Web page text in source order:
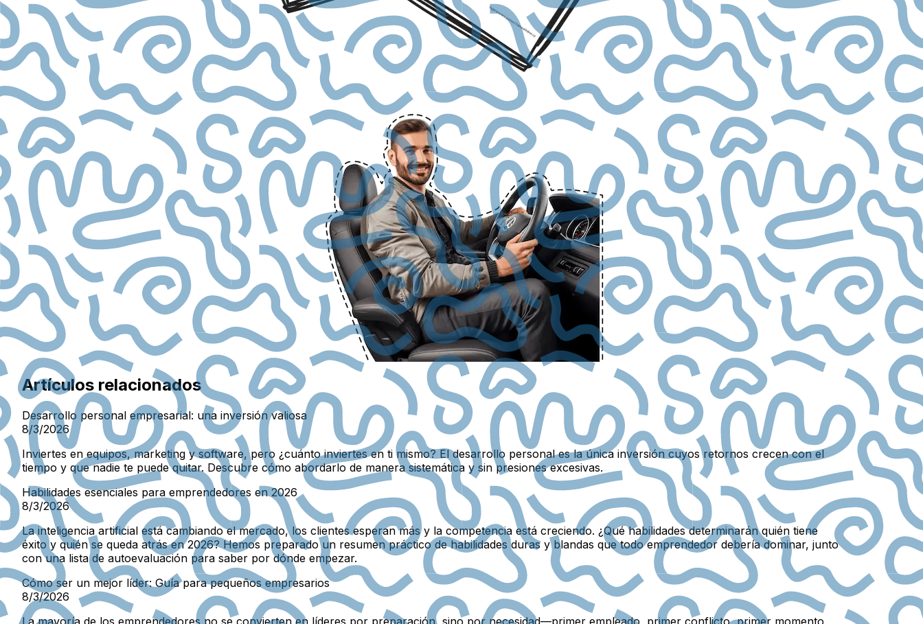
Artículos relacionados
Desarrollo personal empresarial: una inversión valiosa
8/3/2026
Inviertes en equipos, marketing y software, pero ¿cuánto inviertes en ti mismo? El desarrollo personal es la única inversión cuyos retornos crecen con el
tiempo y que nadie te puede quitar. Descubre cómo abordarlo de manera sistemática y sin presiones excesivas.
Habilidades esenciales para emprendedores en 2026
8/3/2026
La inteligencia artificial está cambiando el mercado, los clientes esperan más y la competencia está creciendo. ¿Qué habilidades determinarán quién tiene
éxito y quién se queda atrás en 2026? Hemos preparado un resumen práctico de habilidades duras y blandas que todo emprendedor debería dominar, junto
con una lista de autoevaluación para saber por dónde empezar.
Cómo ser un mejor líder: Guía para pequeños empresarios
8/3/2026